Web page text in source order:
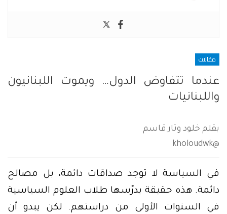
مقالات
عندما تتفاوض الدول… ويموت اللبنانيون
واللبنانيات
بقلم خلود وتار قاسم
@kholoudwk
في السياسة لا توجد صداقات دائمة، بل مصالح
دائمة. هذه حقيقة يدرّسها طلاب العلوم السياسية
في السنوات الأولى من دراستهم. لكن يبدو أن